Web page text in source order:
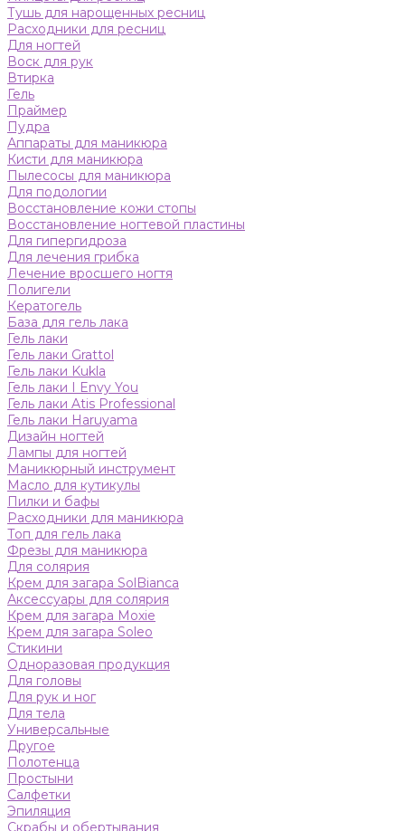
Тушь для нарощенных ресниц
Расходники для ресниц
Для ногтей
Воск для рук
Втирка
Гель
Праймер
Пудра
Аппараты для маникюра
Кисти для маникюра
Пылесосы для маникюра
Для подологии
Восстановление кожи стопы
Восстановление ногтевой пластины
Для гипергидроза
Для лечения грибка
Лечение вросшего ногтя
Полигели
Кератогель
База для гель лака
Гель лаки
Гель лаки Grattol
Гель лаки Kukla
Гель лаки I Envy You
Гель лаки Atis Professional
Гель лаки Haruyama
Дизайн ногтей
Лампы для ногтей
Маникюрный инструмент
Масло для кутикулы
Пилки и бафы
Расходники для маникюра
Топ для гель лака
Фрезы для маникюра
Для солярия
Крем для загара SolBianca
Аксессуары для солярия
Крем для загара Moxie
Крем для загара Soleo
Стикини
Одноразовая продукция
Для головы
Для рук и ног
Для тела
Универсальные
Другое
Полотенца
Простыни
Салфетки
Эпиляция
Скрабы и обертывания